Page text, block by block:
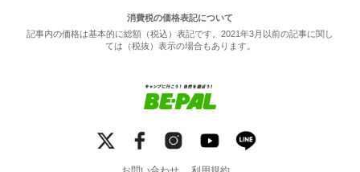
消費税の価格表記について
記事内の価格は基本的に総額（税込）表記です。2021年3月以前の記事に関し
ては（税抜）表示の場合もあります。